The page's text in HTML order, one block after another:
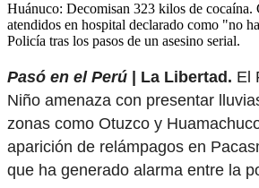
Huánuco: Decomisan 323 kilos de cocaína.
atendidos en hospital declarado como "no
Policía tras los pasos de un asesino serial.
Pasó en el Perú | La Libertad. El
Niño amenaza con presentar
zonas como Otuzco y
aparición de relámpagos en
que ha generado alarma entre la